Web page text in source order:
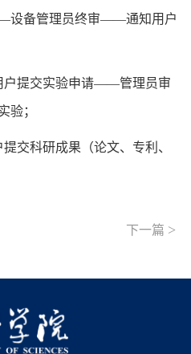
备管理员终审——通知用户
户提交实验申请——管理员审
验；
交科研成果（论文、专利、
下一篇 >